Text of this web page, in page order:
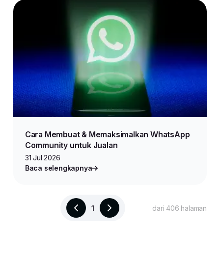
Cara Membuat & Memaksimalkan WhatsApp
Community untuk Jualan
31 Jul 2026
Baca selengkapnya
1 dari 406 halaman